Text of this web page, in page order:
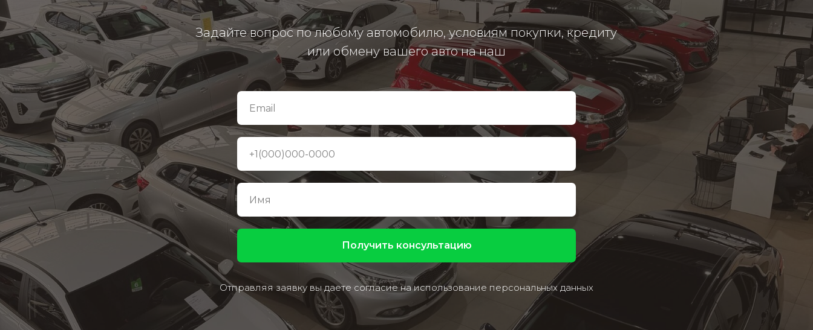
Задайте вопрос по любому автомобилю, условиям покупки, кредиту
или обмену вашего авто на наш
Получить консультацию
Отправляя заявку вы даете согласие на использование персональных данных